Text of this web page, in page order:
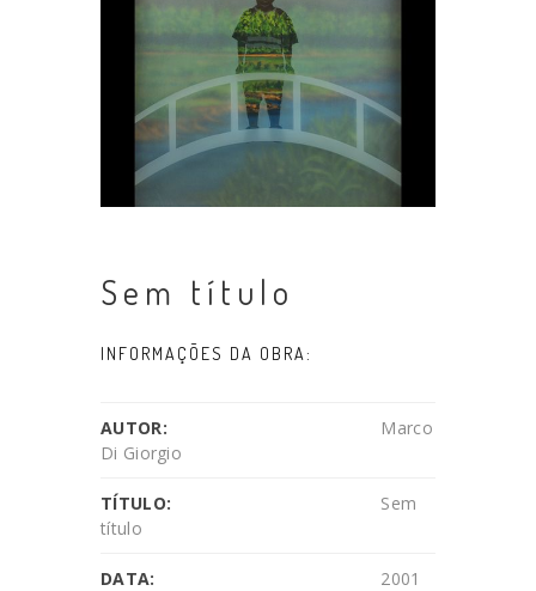
Sem título
INFORMAÇÕES DA OBRA:
AUTOR:
Marco
Di Giorgio
TÍTULO:
Sem
título
DATA: 2001